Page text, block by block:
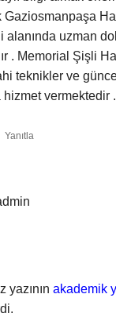
Gaziosmanpaşa
alanında uzman
. Memorial Şişli
teknikler ve
vermektedir .
Yanıtla
yazının akademik